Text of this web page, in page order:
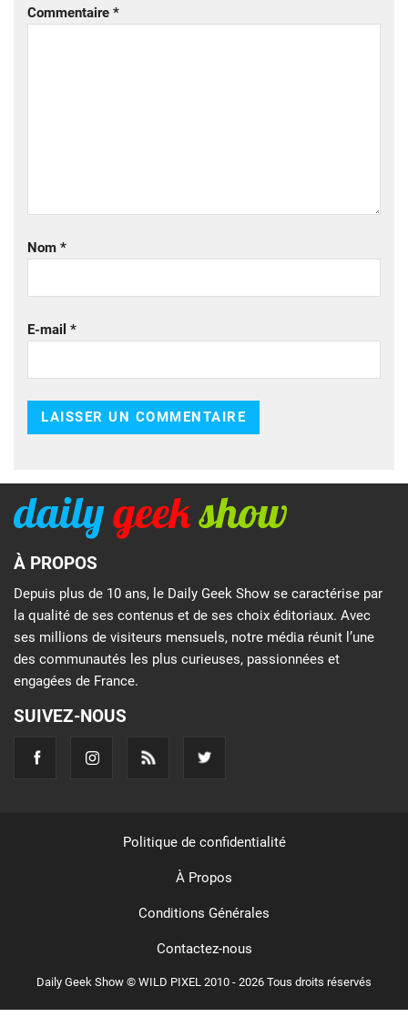
Commentaire *
Nom *
E-mail *
À PROPOS
Depuis plus de 10 ans, le Daily Geek Show se caractérise par
la qualité de ses contenus et de ses choix éditoriaux. Avec
ses millions de visiteurs mensuels, notre média réunit l’une
des communautés les plus curieuses, passionnées et
engagées de France.
SUIVEZ-NOUS
Daily Geek Show © WILD PIXEL 2010 - 2026 Tous droits réservés
Politique de confidentialité
À Propos
Conditions Générales
Contactez-nous